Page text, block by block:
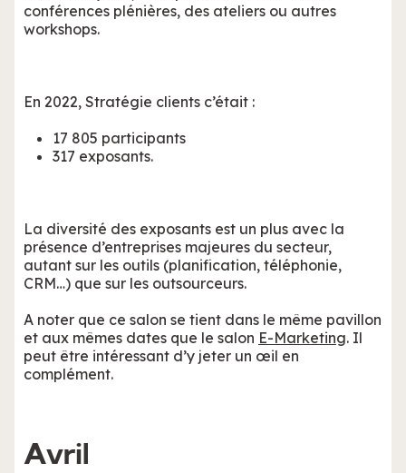
conférences plénières, des ateliers ou autres
workshops.
En 2022, Stratégie clients c’était :
17 805 participants
317 exposants.
La diversité des exposants est un plus avec la
présence d’entreprises majeures du secteur,
autant sur les outils (planification, téléphonie,
CRM…) que sur les outsourceurs.
A noter que ce salon se tient dans le même pavillon
et aux mêmes dates que le salon E-Marketing. Il
peut être intéressant d’y jeter un œil en
complément.
Avril